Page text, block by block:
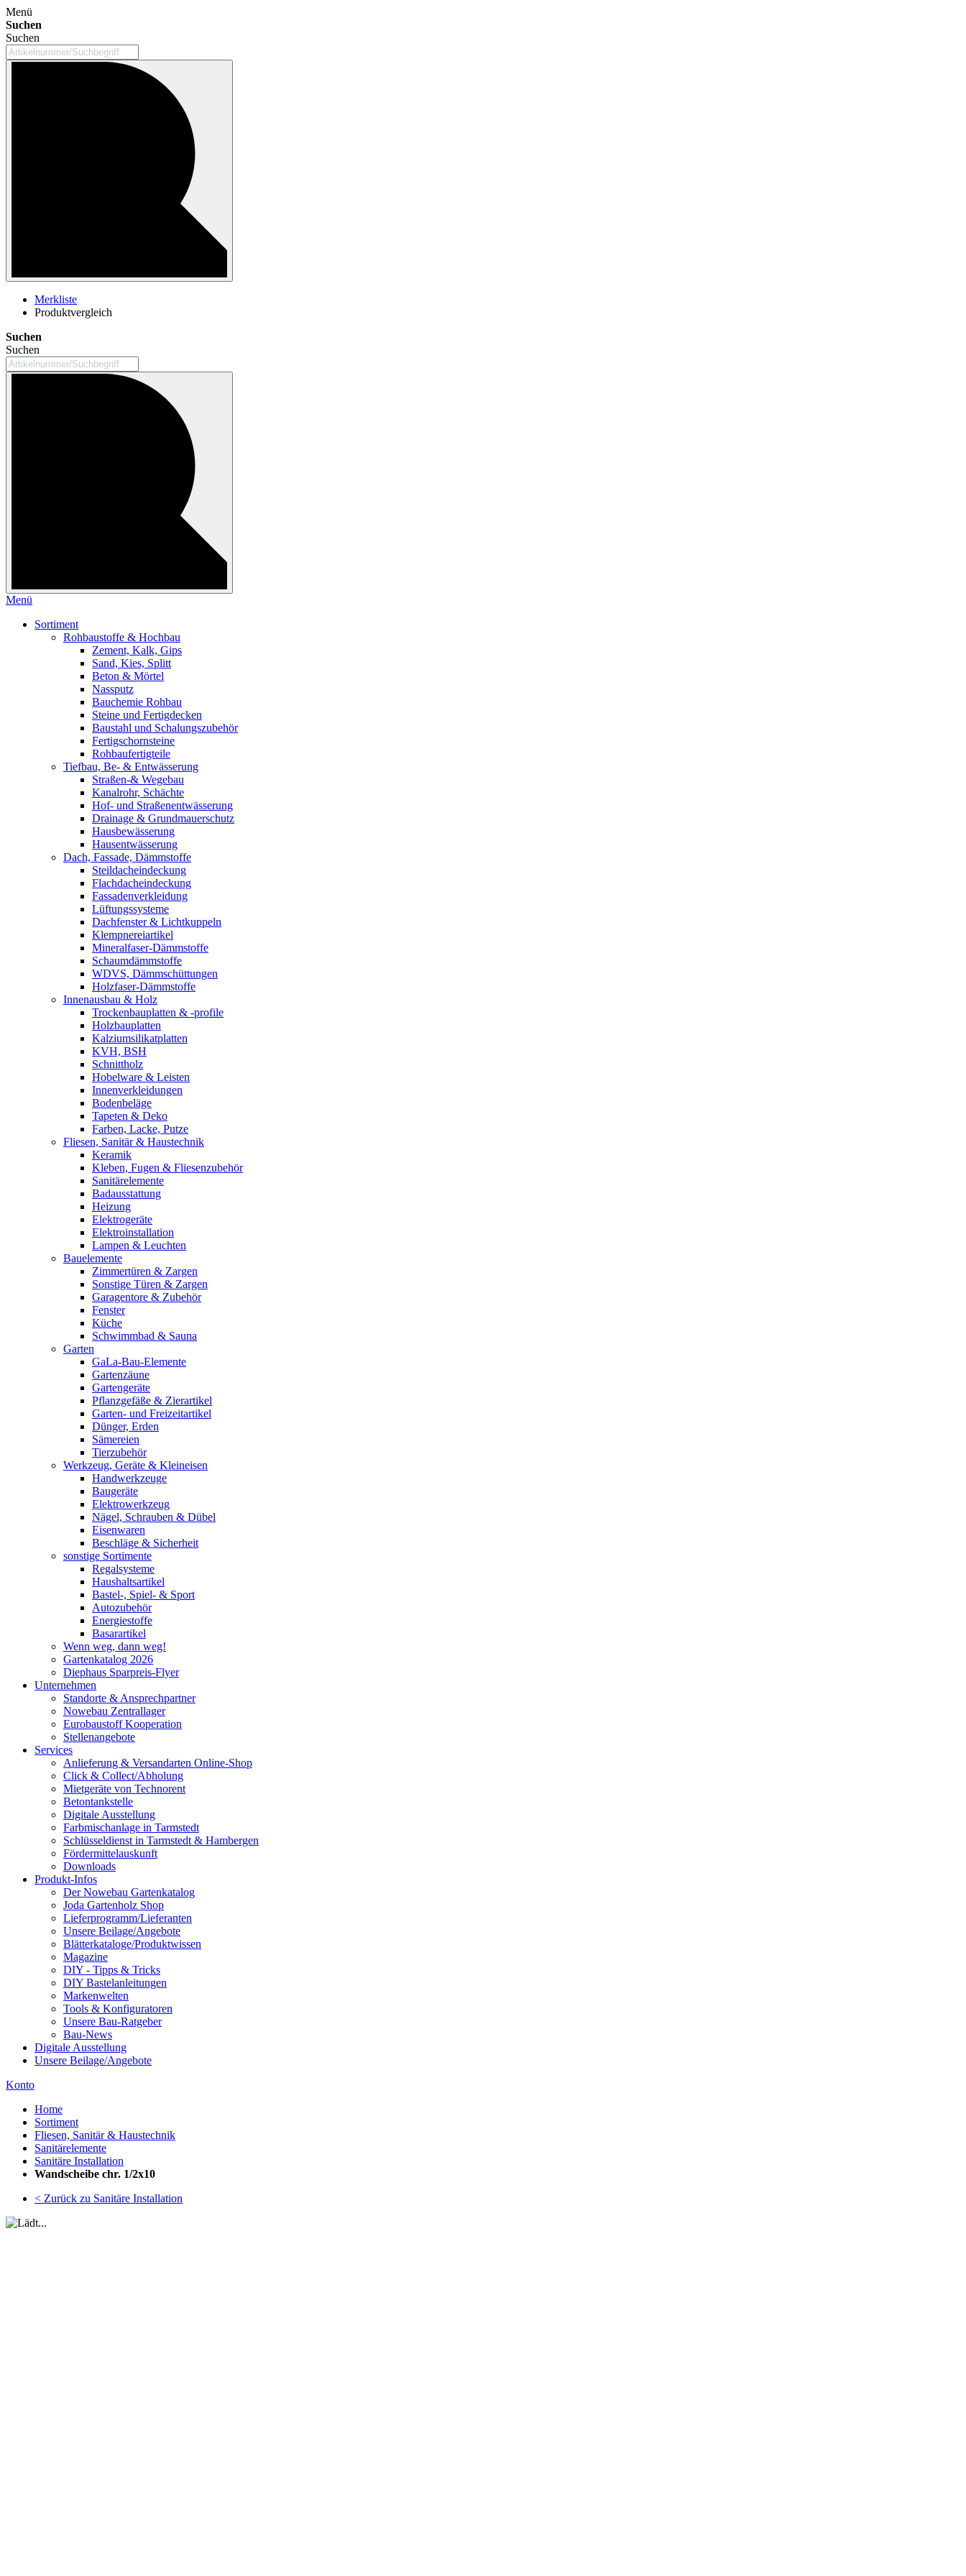
Menü
Suchen
Suchen
Merkliste
Produktvergleich
Suchen
Suchen
Menü
Sortiment
Rohbaustoffe & Hochbau
Zement, Kalk, Gips
Sand, Kies, Splitt
Beton & Mörtel
Nassputz
Bauchemie Rohbau
Steine und Fertigdecken
Baustahl und Schalungszubehör
Fertigschornsteine
Rohbaufertigteile
Tiefbau, Be- & Entwässerung
Straßen-& Wegebau
Kanalrohr, Schächte
Hof- und Straßenentwässerung
Drainage & Grundmauerschutz
Hausbewässerung
Hausentwässerung
Dach, Fassade, Dämmstoffe
Steildacheindeckung
Flachdacheindeckung
Fassadenverkleidung
Lüftungssysteme
Dachfenster & Lichtkuppeln
Klempnereiartikel
Mineralfaser-Dämmstoffe
Schaumdämmstoffe
WDVS, Dämmschüttungen
Holzfaser-Dämmstoffe
Innenausbau & Holz
Trockenbauplatten & -profile
Holzbauplatten
Kalziumsilikatplatten
KVH, BSH
Schnittholz
Hobelware & Leisten
Innenverkleidungen
Bodenbeläge
Tapeten & Deko
Farben, Lacke, Putze
Fliesen, Sanitär & Haustechnik
Keramik
Kleben, Fugen & Fliesenzubehör
Sanitärelemente
Badausstattung
Heizung
Elektrogeräte
Elektroinstallation
Lampen & Leuchten
Bauelemente
Zimmertüren & Zargen
Sonstige Türen & Zargen
Garagentore & Zubehör
Fenster
Küche
Schwimmbad & Sauna
Garten
GaLa-Bau-Elemente
Gartenzäune
Gartengeräte
Pflanzgefäße & Zierartikel
Garten- und Freizeitartikel
Dünger, Erden
Sämereien
Tierzubehör
Werkzeug, Geräte & Kleineisen
Handwerkzeuge
Baugeräte
Elektrowerkzeug
Nägel, Schrauben & Dübel
Eisenwaren
Beschläge & Sicherheit
sonstige Sortimente
Regalsysteme
Haushaltsartikel
Bastel-, Spiel- & Sport
Autozubehör
Energiestoffe
Basarartikel
Wenn weg, dann weg!
Gartenkatalog 2026
Diephaus Sparpreis-Flyer
Unternehmen
Standorte & Ansprechpartner
Nowebau Zentrallager
Eurobaustoff Kooperation
Stellenangebote
Services
Anlieferung & Versandarten Online-Shop
Click & Collect/Abholung
Mietgeräte von Technorent
Betontankstelle
Digitale Ausstellung
Farbmischanlage in Tarmstedt
Schlüsseldienst in Tarmstedt & Hambergen
Fördermittelauskunft
Downloads
Produkt-Infos
Der Nowebau Gartenkatalog
Joda Gartenholz Shop
Lieferprogramm/Lieferanten
Unsere Beilage/Angebote
Blätterkataloge/Produktwissen
Magazine
DIY - Tipps & Tricks
DIY Bastelanleitungen
Markenwelten
Tools & Konfiguratoren
Unsere Bau-Ratgeber
Bau-News
Digitale Ausstellung
Unsere Beilage/Angebote
Konto
Home
Sortiment
Fliesen, Sanitär & Haustechnik
Sanitärelemente
Sanitäre Installation
Wandscheibe chr. 1/2x10
< Zurück zu Sanitäre Installation